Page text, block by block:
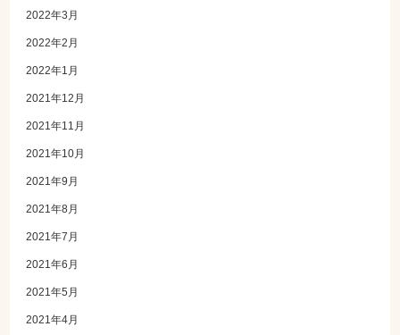
2022年3月
2022年2月
2022年1月
2021年12月
2021年11月
2021年10月
2021年9月
2021年8月
2021年7月
2021年6月
2021年5月
2021年4月